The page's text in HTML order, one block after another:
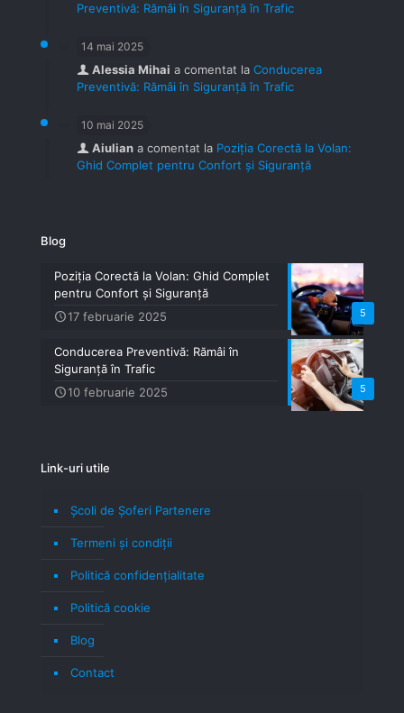
Preventivă: Rămâi în Siguranță în Trafic
14 mai 2025
Alessia Mihai a comentat la Conducerea
Preventivă: Rămâi în Siguranță în Trafic
10 mai 2025
Aiulian a comentat la Poziția Corectă la Volan:
Ghid Complet pentru Confort și Siguranță
Blog
5
Poziția Corectă la Volan: Ghid Complet
pentru Confort și Siguranță
17 februarie 2025
5
Conducerea Preventivă: Rămâi în
Siguranță în Trafic
10 februarie 2025
Link-uri utile
Școli de Șoferi Partenere
Termeni şi condiţii
Politică confidenţialitate
Politică cookie
Blog
Contact